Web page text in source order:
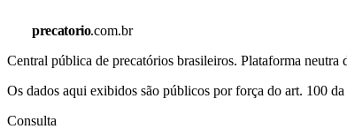
precatorio.com.br
Central pública de precatórios brasileiros. Plataforma
Os dados aqui exibidos são públicos por força do art. 100
Consulta